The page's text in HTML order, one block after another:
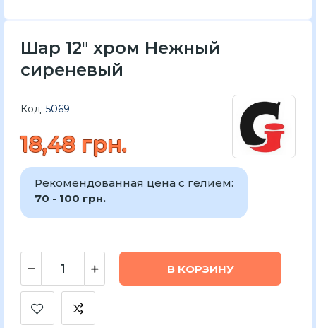
Шар 12" хром Нежный
сиреневый
Код: 5069
18,48 грн.
Рекомендованная цена с гелием:
70 - 100 грн.
В КОРЗИНУ